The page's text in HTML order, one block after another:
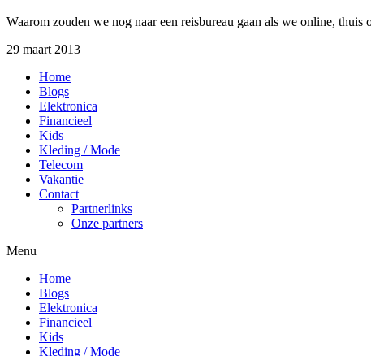
Waarom zouden we nog naar een reisbureau gaan als we online,
29 maart 2013
Home
Blogs
Elektronica
Financieel
Kids
Kleding / Mode
Telecom
Vakantie
Contact
Partnerlinks
Onze partners
Menu
Home
Blogs
Elektronica
Financieel
Kids
Kleding / Mode